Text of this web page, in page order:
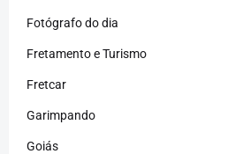
Fotógrafo do dia
Fretamento e Turismo
Fretcar
Garimpando
Goiás